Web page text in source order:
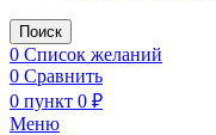
Поиск
0 Список желаний
0 Сравнить
0 пункт 0 ₽
Меню